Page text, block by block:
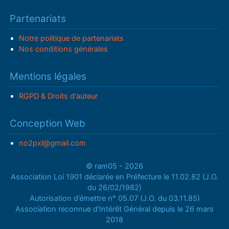
Partenariats
Notre politique de partenariats
Nos conditions générales
Mentions légales
RGPD & Droits d'auteur
Conception Web
no2pxl@gmail.com
© ram05 - 2026
Association Loi 1901 déclarée en Préfecture le 11.02.82 (J.O.
du 26/02/1982)
Autorisation d’émettre n° 05.07 (J.O. du 03.11.85)
Association reconnue d’Intérêt Général depuis le 26 mars
2018